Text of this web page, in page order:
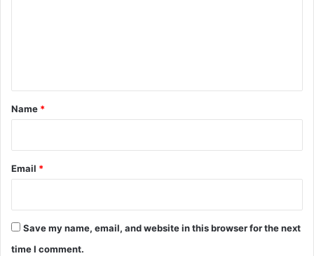
*
Name *
Email *
Save my name, email, and website in this browser for the next
time I comment.